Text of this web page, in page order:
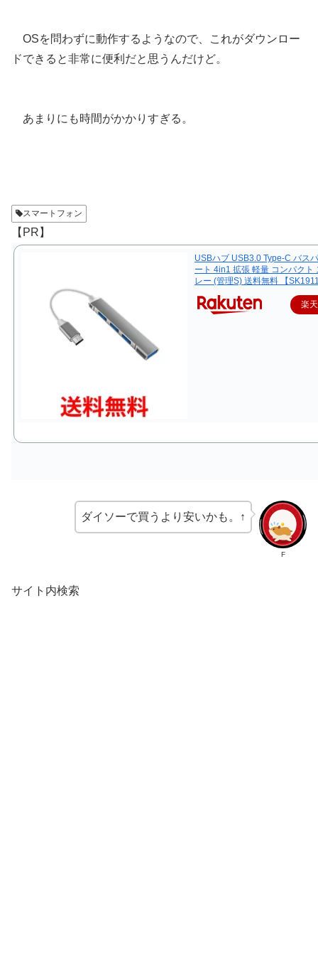
OSを問わずに動作するようなので、これがダウンロー
ドできると非常に便利だと思うんだけど。
あまりにも時間がかかりすぎる。
スマートフォン
【PR】
USBハブ USB3.0 Type-C バス
ート 4in1 拡張 軽量 コンパクト
レー (管理S) 送料無料 【
楽
F
ダイソーで買うより安いかも。↑
サイト内検索